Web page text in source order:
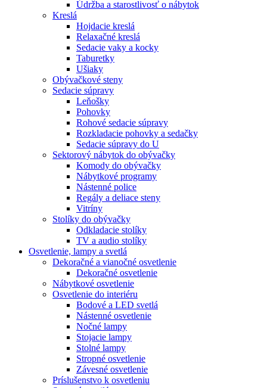
Údržba a starostlivosť o nábytok
Kreslá
Hojdacie kreslá
Relaxačné kreslá
Sedacie vaky a kocky
Taburetky
Ušiaky
Obývačkové steny
Sedacie súpravy
Leňošky
Pohovky
Rohové sedacie súpravy
Rozkladacie pohovky a sedačky
Sedacie súpravy do U
Sektorový nábytok do obývačky
Komody do obývačky
Nábytkové programy
Nástenné police
Regály a deliace steny
Vitríny
Stolíky do obývačky
Odkladacie stolíky
TV a audio stolíky
Osvetlenie, lampy a svetlá
Dekoračné a vianočné osvetlenie
Dekoračné osvetlenie
Nábytkové osvetlenie
Osvetlenie do interiéru
Bodové a LED svetlá
Nástenné osvetlenie
Nočné lampy
Stojacie lampy
Stolné lampy
Stropné osvetlenie
Závesné osvetlenie
Príslušenstvo k osvetleniu